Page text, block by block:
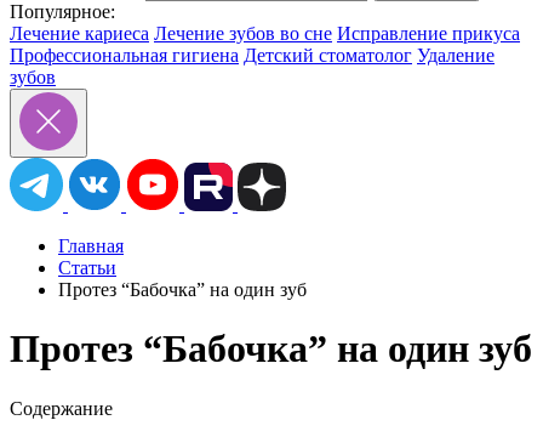
Популярное:
Лечение кариеса Лечение зубов во сне Исправление прикуса
Профессиональная гигиена Детский стоматолог Удаление
зубов
Главная
Статьи
Протез “Бабочка” на один зуб
Протез “Бабочка” на один зуб
Содержание